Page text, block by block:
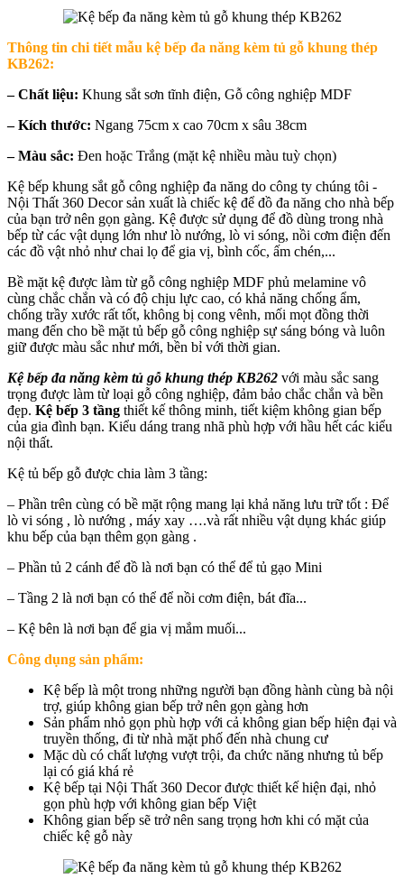
Thông tin chi tiết mẫu kệ bếp đa năng kèm tủ gỗ khung thép
KB262:
– Chất liệu: Khung sắt sơn tĩnh điện, Gỗ công nghiệp MDF
– Kích thước: Ngang 75cm x cao 70cm x sâu 38cm
– Màu sắc: Đen hoặc Trắng (mặt kệ nhiều màu tuỳ chọn)
Kệ bếp khung sắt gỗ công nghiệp đa năng do công ty chúng tôi -
Nội Thất 360 Decor sản xuất là chiếc kệ để đồ đa năng cho nhà bếp
của bạn trở nên gọn gàng. Kệ được sử dụng để đồ dùng trong nhà
bếp từ các vật dụng lớn như lò nướng, lò vi sóng, nồi cơm điện đến
các đồ vật nhỏ như chai lọ để gia vị, bình cốc, ấm chén,...
Bề mặt kệ được làm từ gỗ công nghiệp MDF phủ melamine vô
cùng chắc chắn và có độ chịu lực cao, có khả năng chống ẩm,
chống trầy xước rất tốt, không bị cong vênh, mối mọt đồng thời
mang đến cho bề mặt tủ bếp gỗ công nghiệp sự sáng bóng và luôn
giữ được màu sắc như mới, bền bỉ với thời gian.
Kệ bếp đa năng kèm tủ gỗ khung thép KB262 với màu sắc sang
trọng được làm từ loại gỗ công nghiệp, đảm bảo chắc chắn và bền
đẹp. Kệ bếp 3 tầng thiết kế thông minh, tiết kiệm không gian bếp
của gia đình bạn. Kiểu dáng trang nhã phù hợp với hầu hết các kiểu
nội thất.
Kệ tủ bếp gỗ được chia làm 3 tầng:
– Phần trên cùng có bề mặt rộng mang lại khả năng lưu trữ tốt : Để
lò vi sóng , lò nướng , máy xay ….và rất nhiều vật dụng khác giúp
khu bếp của bạn thêm gọn gàng .
– Phần tủ 2 cánh để đồ là nơi bạn có thể để tủ gạo Mini
– Tầng 2 là nơi bạn có thể để nồi cơm điện, bát đĩa...
– Kệ bên là nơi bạn để gia vị mắm muối...
Công dụng sản phẩm:
Kệ bếp là một trong những người bạn đồng hành cùng bà nội
trợ, giúp không gian bếp trở nên gọn gàng hơn
Sản phẩm nhỏ gọn phù hợp với cả không gian bếp hiện đại và
truyền thống, đi từ nhà mặt phố đến nhà chung cư
Mặc dù có chất lượng vượt trội, đa chức năng nhưng tủ bếp
lại có giá khá rẻ
Kệ bếp tại Nội Thất 360 Decor được thiết kế hiện đại, nhỏ
gọn phù hợp với không gian bếp Việt
Không gian bếp sẽ trở nên sang trọng hơn khi có mặt của
chiếc kệ gỗ này